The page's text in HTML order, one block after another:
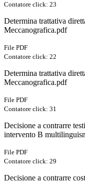
Contatore click: 23
Determina trattativa
Meccanografica.pdf
File PDF
Contatore click: 22
Determina trattativa
Meccanografica.pdf
File PDF
Contatore click: 31
Decisione a contrarre
intervento B
File PDF
Contatore click: 29
Decisione a contrarre